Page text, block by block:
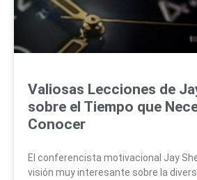
Valiosas Lecciones de
sobre el Tiempo que
Conocer
El conferencista motivacional Jay
visión muy interesante sobre la